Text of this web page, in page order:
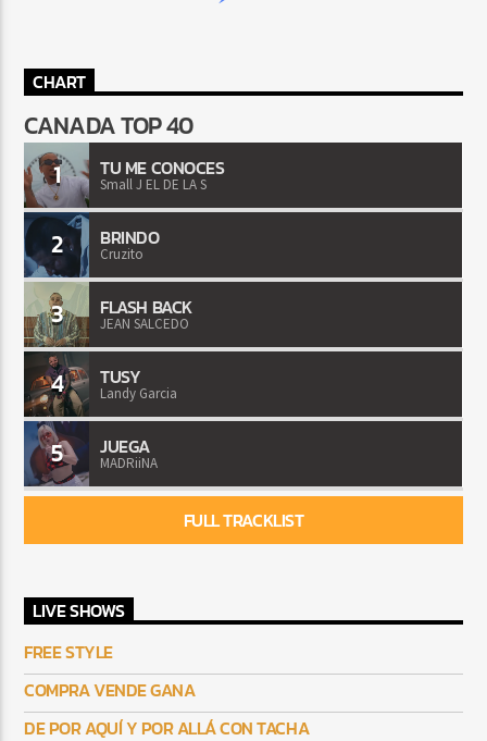
CHART
CANADA TOP 40
1 TU ME CONOCES
Small J EL DE LA S
2 BRINDO
Cruzito
3 FLASH BACK
JEAN SALCEDO
4 TUSY
Landy Garcia
5 JUEGA
MADRiiNA
FULL TRACKLIST
LIVE SHOWS
FREE STYLE
COMPRA VENDE GANA
DE POR AQUÍ Y POR ALLÁ CON TACHA